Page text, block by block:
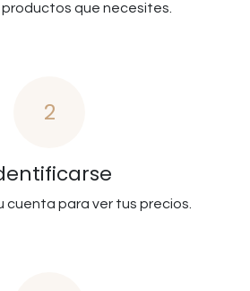
productos que necesites.
2
cuenta para ver tus precios.